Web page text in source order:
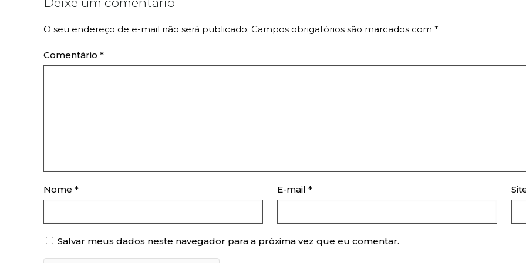
O seu endereço de e-mail não será publicado. Campos obrigatórios são marcados com *
Comentário *
Nome * E-mail*
Salvar meus dados neste navegador para a próxima vez que eu comentar.